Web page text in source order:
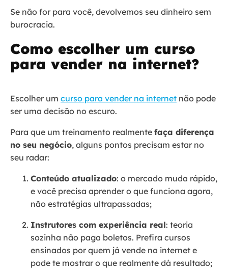
Se não for para você, devolvemos seu dinheiro sem
burocracia.
Como escolher um curso
para vender na internet?
Escolher um curso para vender na internet não pode
ser uma decisão no escuro.
Para que um treinamento realmente faça diferença
no seu negócio, alguns pontos precisam estar no
seu radar:
Conteúdo atualizado: o mercado muda rápido,
e você precisa aprender o que funciona agora,
não estratégias ultrapassadas;
Instrutores com experiência real: teoria
sozinha não paga boletos. Prefira cursos
ensinados por quem já vende na internet e
pode te mostrar o que realmente dá resultado;